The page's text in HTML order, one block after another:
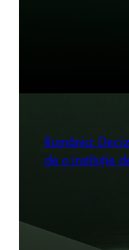
România:
de o instituție